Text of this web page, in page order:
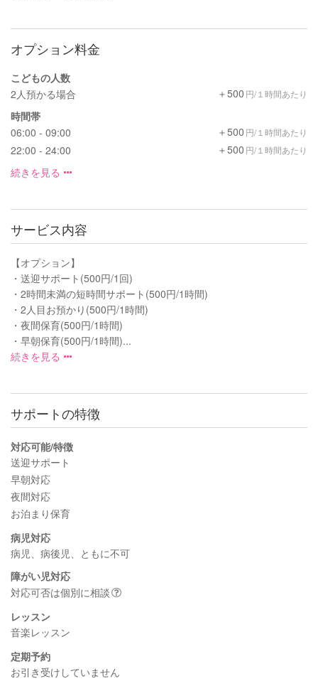
オプション料金
こどもの人数
2人預かる場合
＋500 円/１時間あたり
時間帯
06:00 - 09:00
＋500 円/１時間あたり
22:00 - 24:00 ＋500 円/１時間あたり
続きを見る
サービス内容
【オプション】
・送迎サポート(500円/1回)
・2時間未満の短時間サポート(500円/1時間)
・2人目お預かり(500円/1時間)
・夜間保育(500円/1時間)
・早朝保育(500円/1時間)...
続きを見る
サポートの特徴
対応可能/特徴
送迎サポート
早朝対応
夜間対応
お泊まり保育
病児対応
病児、病後児、ともに不可
障がい児対応
対応可否は個別に相談
レッスン
音楽レッスン
定期予約
お引き受けしていません